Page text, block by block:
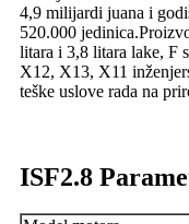
4,9 milijardi juana i
520.000
litara i 3,8 litara lake, F
X12, X13, X11
teške uslove rada na
ISF2.8